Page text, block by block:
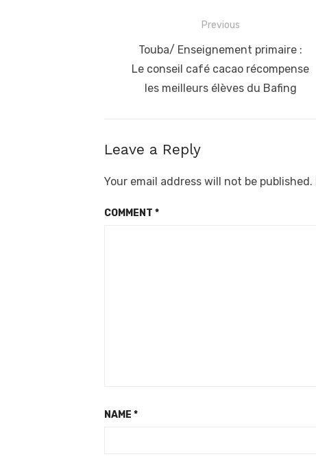
navigation
Previous
Previous
post:
Touba/ Enseignement primaire :
Le conseil café cacao récompense
les meilleurs élèves du Bafing
Leave a Reply
Your email address will not be published.
COMMENT *
NAME *